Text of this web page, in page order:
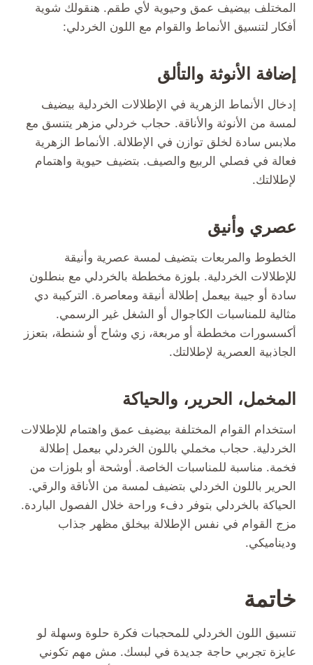
المختلف بيضيف عمق وحيوية لأي طقم. هنقولك شوية
أفكار لتنسيق الأنماط والقوام مع اللون الخردلي:
إضافة الأنوثة والتألق
إدخال الأنماط الزهرية في الإطلالات الخردلية بيضيف
لمسة من الأنوثة والأناقة. حجاب خردلي مزهر يتنسق مع
ملابس سادة لخلق توازن في الإطلالة. الأنماط الزهرية
فعالة في فصلي الربيع والصيف. بتضيف حيوية واهتمام
لإطلالتك.
عصري وأنيق
الخطوط والمربعات بتضيف لمسة عصرية وأنيقة
للإطلالات الخردلية. بلوزة مخططة بالخردلي مع بنطلون
سادة أو جيبة بيعمل إطلالة أنيقة ومعاصرة. التركيبة دي
مثالية للمناسبات الكاجوال أو الشغل غير الرسمي.
أكسسورات مخططة أو مربعة، زي وشاح أو شنطة، بتعزز
الجاذبية العصرية لإطلالتك.
المخمل، الحرير، والحياكة
استخدام القوام المختلفة بيضيف عمق واهتمام للإطلالات
الخردلية. حجاب مخملي باللون الخردلي بيعمل إطلالة
فخمة. مناسبة للمناسبات الخاصة. أوشحة أو بلوزات من
الحرير باللون الخردلي بتضيف لمسة من الأناقة والرقي.
الحياكة بالخردلي بتوفر دفء وراحة خلال الفصول الباردة.
مزج القوام في نفس الإطلالة بيخلق مظهر جذاب
وديناميكي.
خاتمة
تنسيق اللون الخردلي للمحجبات فكرة حلوة وسهلة لو
عايزة تجربي حاجة جديدة في لبسك. مش مهم تكوني